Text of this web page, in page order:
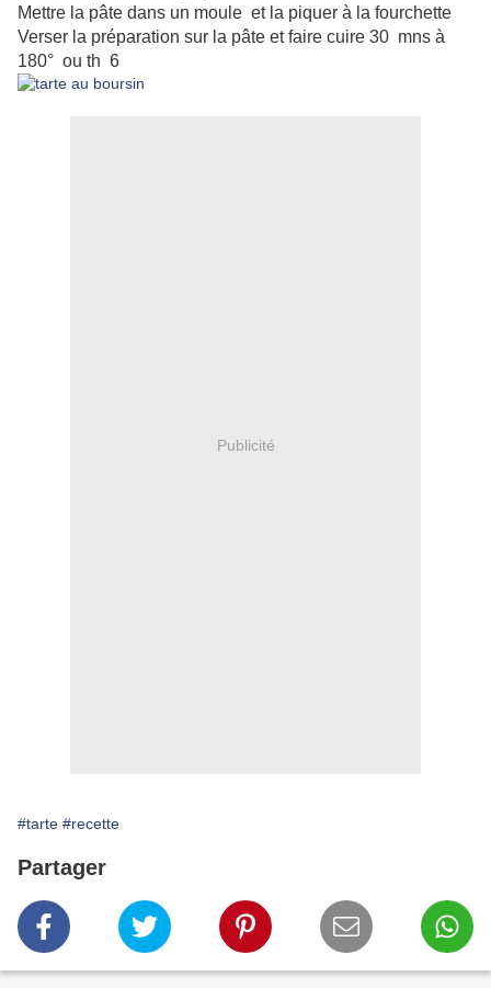
Mettre la pâte dans un moule et la piquer à la fourchette
Verser la préparation sur la pâte et faire cuire 30 mns à
180° ou th 6
Publicité
#tarte #recette
Partager